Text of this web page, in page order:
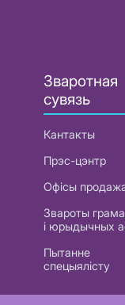
Зваротная
сувязь
Кантакты
Прэс-цэнтр
Офісы
Звароты
і юрыдычных
Пытанне
спецыялісту